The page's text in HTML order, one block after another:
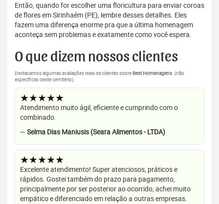
Então, quando for escolher uma floricultura para enviar coroas
de flores em Sirinhaém (PE), lembre desses detalhes. Eles
fazem uma diferença enorme pra que a última homenagem
aconteça sem problemas e exatamente como você espera.
O que dizem nossos clientes
Destacamos algumas avaliações reais de clientes sobre Best Homenagens. (não
específicas deste cemitério).
★★★★★
Atendimento muito ágil, eficiente e cumprindo com o
combinado.
— Selma Dias Maniusis (Seara Alimentos - LTDA)
★★★★★
Excelente atendimento! Super atenciosos, práticos e
rápidos. Gostei também do prazo para pagamento,
principalmente por ser posterior ao ocorrido, achei muito
empático e diferenciado em relação a outras empresas.